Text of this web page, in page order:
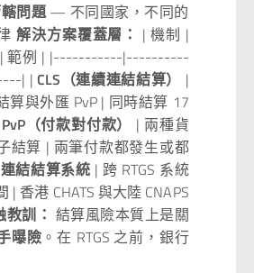
問題— 不同國家，不同的
解決方案覆蓋層： | 機制 |
| 範例 | |-----------|----------
| |CLS（連續連結結算）
|
算與外匯 PvP | 同時結算 17
PvP（付款對付款）
| 兩種貨
結算 | 兩筆付款都發生或都
連結結算系統 | 跨 RTGS 系統
| 香港 CHATS 與大陸 CNAPS
教訓： 結算風險本質上是關
曝險 。在 RTGS 之前，銀行